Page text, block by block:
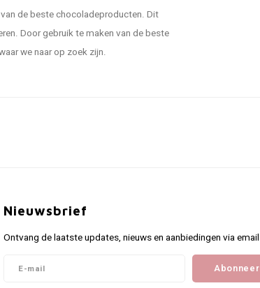
de beste chocoladeproducten. Dit
Door gebruik te maken van de beste
we naar op zoek zijn.
Nieuwsbrief
Ontvang de laatste updates, nieuws en aanbiedingen via email
Abonneer